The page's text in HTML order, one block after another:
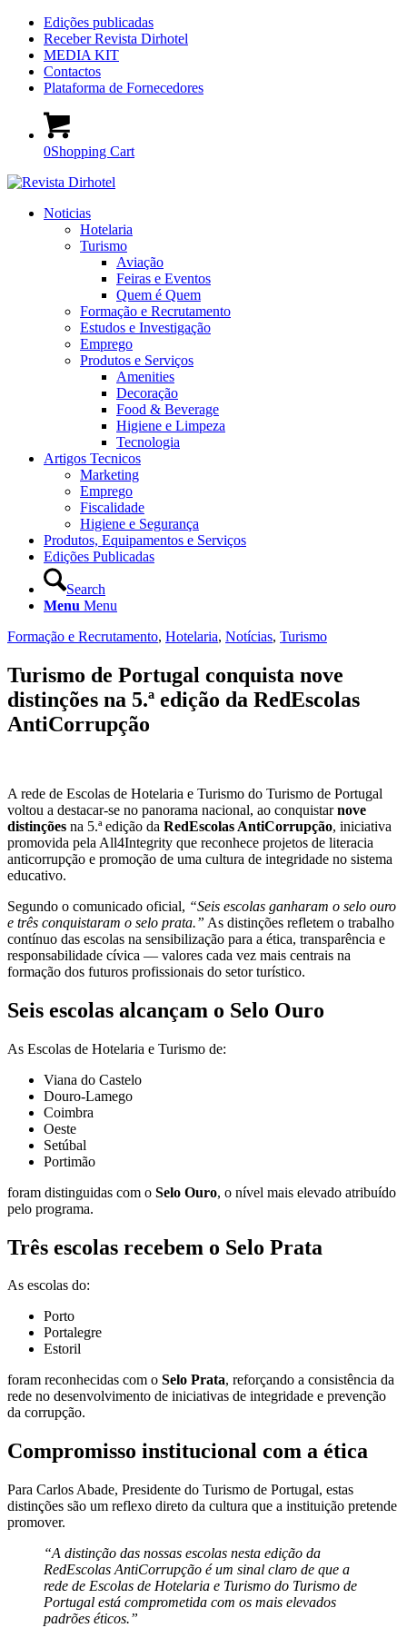
Edições publicadas
Receber Revista Dirhotel
MEDIA KIT
Contactos
Plataforma de Fornecedores
0Shopping Cart
Noticias
Hotelaria
Turismo
Aviação
Feiras e Eventos
Quem é Quem
Formação e Recrutamento
Estudos e Investigação
Emprego
Produtos e Serviços
Amenities
Decoração
Food & Beverage
Higiene e Limpeza
Tecnologia
Artigos Tecnicos
Marketing
Emprego
Fiscalidade
Higiene e Segurança
Produtos, Equipamentos e Serviços
Edições Publicadas
Search
Menu Menu
Formação e Recrutamento, Hotelaria, Notícias, Turismo
Turismo de Portugal conquista nove
distinções na 5.ª edição da RedEscolas
AntiCorrupção
A rede de Escolas de Hotelaria e Turismo do Turismo de Portugal
voltou a destacar‑se no panorama nacional, ao conquistarnove
distinções na 5.ª edição da RedEscolas AntiCorrupção, iniciativa
promovida pela All4Integrity que reconhece projetos de literacia
anticorrupção e promoção de uma cultura de integridade no sistema
educativo.
Segundo o comunicado oficial, “Seis escolas ganharam o selo ouro
e três conquistaram o selo prata.” As distinções refletem o trabalho
contínuo das escolas na sensibilização para a ética, transparência e
responsabilidade cívica — valores cada vez mais centrais na
formação dos futuros profissionais do setor turístico.
Seis escolas alcançam o Selo Ouro
As Escolas de Hotelaria e Turismo de:
Viana do Castelo
Douro-Lamego
Coimbra
Oeste
Setúbal
Portimão
foram distinguidas com o Selo Ouro, o nível mais elevado atribuído
pelo programa.
Três escolas recebem o Selo Prata
As escolas do:
Porto
Portalegre
Estoril
foram reconhecidas com o Selo Prata, reforçando a consistência da
rede no desenvolvimento de iniciativas de integridade e prevenção
da corrupção.
Compromisso institucional com a ética
Para Carlos Abade, Presidente do Turismo de Portugal, estas
distinções são um reflexo direto da cultura que a instituição pretende
promover.
“A distinção das nossas escolas nesta edição da
RedEscolas AntiCorrupção é um sinal claro de que a
rede de Escolas de Hotelaria e Turismo do Turismo de
Portugal está comprometida com os mais elevados
padrões éticos.”